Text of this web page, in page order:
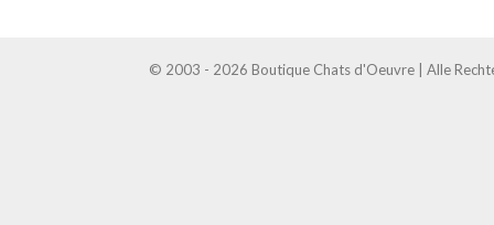
© 2003 - 2026 Boutique Chats d'Oeuvre | Alle